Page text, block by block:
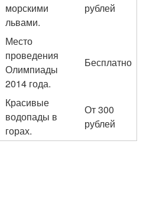
морскими
львами.
рублей
Место
проведения
Олимпиады
2014 года.
Бесплатно
Красивые
водопады в
горах.
От 300
рублей